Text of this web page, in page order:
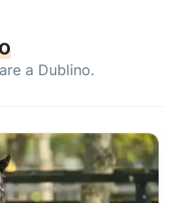
a Dublino.